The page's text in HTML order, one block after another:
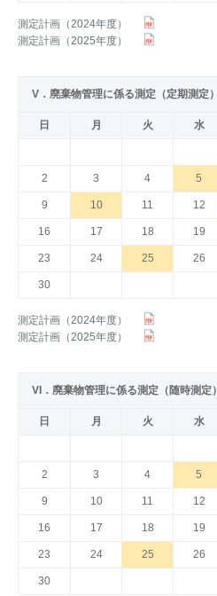
測定計画（2024年度）
測定計画（2025年度）
V．廃棄物管理に係る測定（定期測定）
日 月 火 水
2 3 4 5
9 10 11 12
16 17 18 19
23 24 25 26
30
測定計画（2024年度）
測定計画（2025年度）
VI．廃棄物管理に係る測定（随時測定）
日 月 火 水
2 3 4 5
9 10 11 12
16 17 18 19
23 24 25 26
30